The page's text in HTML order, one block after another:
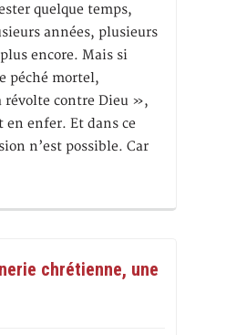
quelque temps,
années, plusieurs
encore. Mais si
péché mortel,
révolte contre Dieu »,
enfer. Et dans ce
n’est possible. Car
chrétienne, une